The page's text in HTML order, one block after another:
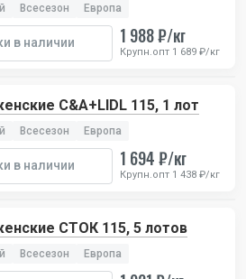
Всесезон Европа
в наличии 1 988 ₽/кг
Крупн.опт 1 689 ₽/кг
C&A+LIDL 115, 1 лот
Всесезон Европа
в наличии 1 694 ₽/кг
Крупн.опт 1 438 ₽/кг
СТОК 115, 5 лотов
Всесезон Европа